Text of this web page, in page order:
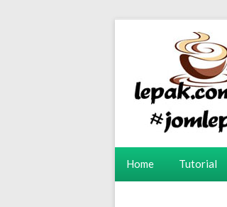
Home Tutorial